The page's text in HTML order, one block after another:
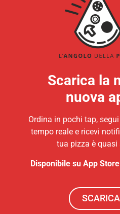
Scarica la
nuova
Ordina in pochi tap,
tempo reale e ricevi
tua pizza è quasi
Disponibile su App